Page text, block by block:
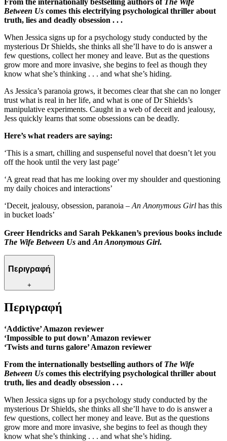
From the internationally bestselling authors of The Wife
Between Us comes this electrifying psychological thriller about
truth, lies and deadly obsession . . .
When Jessica signs up for a psychology study conducted by the
mysterious Dr Shields, she thinks all she’ll have to do is answer a
few questions, collect her money and leave. But as the questions
grow more and more invasive, she begins to feel as though they
know what she’s thinking . . . and what she’s hiding.
As Jessica’s paranoia grows, it becomes clear that she can no longer
trust what is real in her life, and what is one of Dr Shields’s
manipulative experiments. Caught in a web of deceit and jealousy,
Jess quickly learns that some obsessions can be deadly.
Here’s what readers are saying:
‘This is a smart, chilling and suspenseful novel that doesn’t let you
off the hook until the very last page’
‘A great read that has me looking over my shoulder and questioning
my daily choices and interactions’
‘Deceit, jealousy, obsession, paranoia – An Anonymous Girl has this
in bucket loads’
Greer Hendricks and Sarah Pekkanen’s previous books include
The Wife Between Us and An Anonymous Girl.
Περιγραφή
+
Περιγραφή
‘Addictive’ Amazon reviewer
‘Impossible to put down’ Amazon reviewer
‘Twists and turns galore’ Amazon reviewer
From the internationally bestselling authors of The Wife
Between Us comes this electrifying psychological thriller about
truth, lies and deadly obsession . . .
When Jessica signs up for a psychology study conducted by the
mysterious Dr Shields, she thinks all she’ll have to do is answer a
few questions, collect her money and leave. But as the questions
grow more and more invasive, she begins to feel as though they
know what she’s thinking . . . and what she’s hiding.